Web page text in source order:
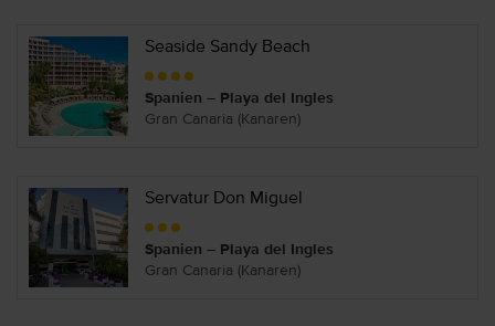
Seaside Sandy Beach
Spanien – Playa del Ingles
Gran Canaria (Kanaren)
Servatur Don Miguel
Spanien – Playa del Ingles
Gran Canaria (Kanaren)